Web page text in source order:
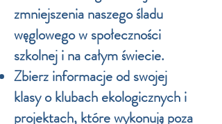
zmniejszenia naszego śladu
węglowego w społeczności
szkolnej i na całym świecie.
Zbierz informacje od swojej
klasy o klubach ekologicznych i
projektach, które wykonują poza